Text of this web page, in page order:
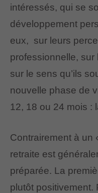
intéressés, qui se
développement
eux, sur leurs
professionnelle, sur
sur le sens qu’ils
nouvelle phase de
12, 18 ou 24 mois :
Contrairement à un
retraite est
préparée. La
plutôt positivement.